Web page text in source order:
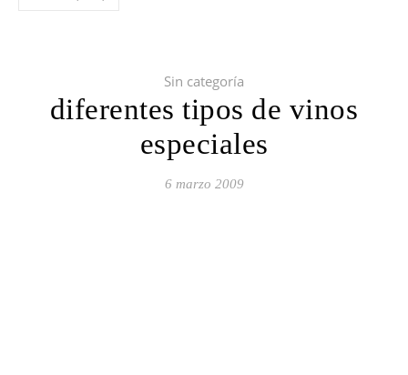
Sin categoría
diferentes tipos de vinos
especiales
6 marzo 2009